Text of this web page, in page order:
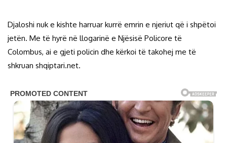
Djaloshi nuk e kishte harruar kurrë emrin e njeriut që i shpëtoi
jetën. Me të hyrë në llogarinë e Njësisë Policore të
Colombus, ai e gjeti policin dhe kërkoi të takohej me të
shkruan shqiptari.net.